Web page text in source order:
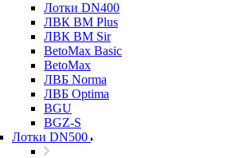
Лотки DN400
ЛВК ВМ Plus
ЛВК ВМ Sir
BetoMax Basic
BetoMax
ЛВБ Norma
ЛВБ Optima
BGU
BGZ-S
Лотки DN500